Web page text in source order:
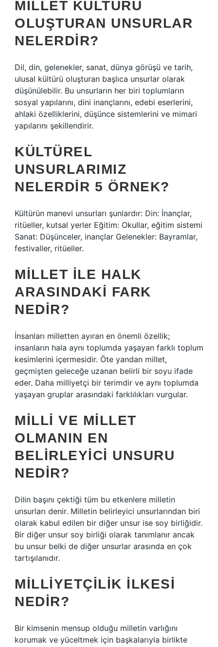
MILLET KÜLTÜRÜ
OLUŞTURAN UNSURLAR
NELERDIR?
Dil, din, gelenekler, sanat, dünya görüşü ve tarih,
ulusal kültürü oluşturan başlıca unsurlar olarak
düşünülebilir. Bu unsurların her biri toplumların
sosyal yapılarını, dini inançlarını, edebi eserlerini,
ahlaki özelliklerini, düşünce sistemlerini ve mimari
yapılarını şekillendirir.
KÜLTÜREL
UNSURLARIMIZ
NELERDIR 5 ÖRNEK?
Kültürün manevi unsurları şunlardır: Din: İnançlar,
ritüeller, kutsal yerler Eğitim: Okullar, eğitim sistemi
Sanat: Düşünceler, inançlar Gelenekler: Bayramlar,
festivaller, ritüeller.
MILLET ILE HALK
ARASINDAKI FARK
NEDIR?
İnsanları milletten ayıran en önemli özellik;
insanların hala aynı toplumda yaşayan farklı toplum
kesimlerini içermesidir. Öte yandan millet,
geçmişten geleceğe uzanan belirli bir soyu ifade
eder. Daha milliyetçi bir terimdir ve aynı toplumda
yaşayan gruplar arasındaki farklılıkları vurgular.
MILLI VE MILLET
OLMANIN EN
BELIRLEYICI UNSURU
NEDIR?
Dilin başını çektiği tüm bu etkenlere milletin
unsurları denir. Milletin belirleyici unsurlarından biri
olarak kabul edilen bir diğer unsur ise soy birliğidir.
Bir diğer unsur soy birliği olarak tanımlanır ancak
bu unsur belki de diğer unsurlar arasında en çok
tartışılanıdır.
MILLIYETÇILIK ILKESI
NEDIR?
Bir kimsenin mensup olduğu milletin varlığını
korumak ve yüceltmek için başkalarıyla birlikte